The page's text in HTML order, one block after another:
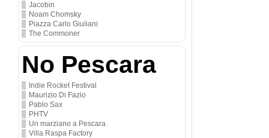
Jacobin
Noam Chomsky
Piazza Carlo Giuliani
The Commoner
No Pescara
Indie Rocket Festival
Maurizio Di Fazio
Pablo Sax
PHTV
Un marziano a Pescara
Villa Raspa Factory